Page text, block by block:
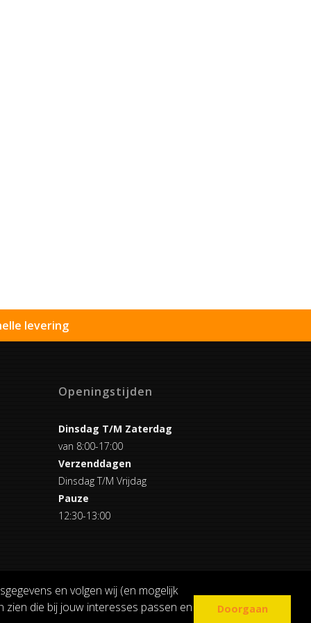
en volgen wij (en mogelijk
die bij jouw interesses passen en
Doorgaan
levering
Openingstijden
Dinsdag T/M Zaterdag
van 8:00-17:00
Verzenddagen
Dinsdag T/M Vrijdag
Pauze
12:30-13:00